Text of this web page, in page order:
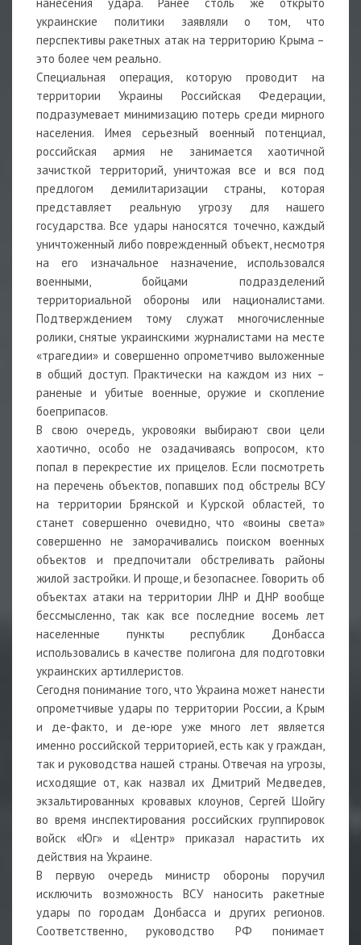
украинские политики заявляли о том, что
перспективы ракетных атак на территорию Крыма –
это более чем реально.
Специальная операция, которую проводит на
территории Украины Российская Федерации,
подразумевает минимизацию потерь среди мирного
населения. Имея серьезный военный потенциал,
российская армия не занимается хаотичной
зачисткой территорий, уничтожая все и вся под
предлогом демилитаризации страны, которая
представляет реальную угрозу для нашего
государства. Все удары наносятся точечно, каждый
уничтоженный либо поврежденный объект, несмотря
на его изначальное назначение, использовался
военными, бойцами подразделений
территориальной обороны или националистами.
Подтверждением тому служат многочисленные
ролики, снятые украинскими журналистами на месте
«трагедии» и совершенно опрометчиво выложенные
в общий доступ. Практически на каждом из них –
раненые и убитые военные, оружие и скопление
боеприпасов.
В свою очередь, укровояки выбирают свои цели
хаотично, особо не озадачиваясь вопросом, кто
попал в перекрестие их прицелов. Если посмотреть
на перечень объектов, попавших под обстрелы ВСУ
на территории Брянской и Курской областей, то
станет совершенно очевидно, что «воины света»
совершенно не заморачивались поиском военных
объектов и предпочитали обстреливать районы
жилой застройки. И проще, и безопаснее. Говорить об
объектах атаки на территории ЛНР и ДНР вообще
бессмысленно, так как все последние восемь лет
населенные пункты республик Донбасса
использовались в качестве полигона для подготовки
украинских артиллеристов.
Сегодня понимание того, что Украина может нанести
опрометчивые удары по территории России, а Крым
и де-факто, и де-юре уже много лет является
именно российской территорией, есть как у граждан,
так и руководства нашей страны. Отвечая на угрозы,
исходящие от, как назвал их Дмитрий Медведев,
экзальтированных кровавых клоунов, Сергей Шойгу
во время инспектирования российских группировок
войск «Юг» и «Центр» приказал нарастить их
действия на Украине.
В первую очередь министр обороны поручил
исключить возможность ВСУ наносить ракетные
удары по городам Донбасса и других регионов.
Соответственно, руководство РФ понимает